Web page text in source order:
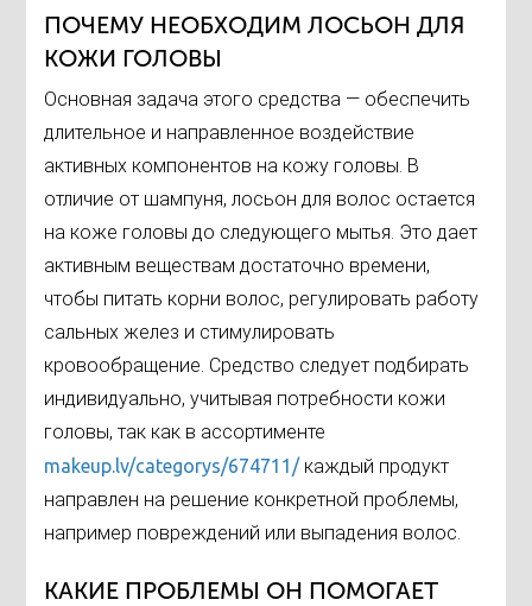
ПОЧЕМУ НЕОБХОДИМ ЛОСЬОН ДЛЯ
КОЖИ ГОЛОВЫ
Основная задача этого средства — обеспечить
длительное и направленное воздействие
активных компонентов на кожу головы. В
отличие от шампуня, лосьон для волос остается
на коже головы до следующего мытья. Это дает
активным веществам достаточно времени,
чтобы питать корни волос, регулировать работу
сальных желез и стимулировать
кровообращение. Средство следует подбирать
индивидуально, учитывая потребности кожи
головы, так как в ассортименте
makeup.lv/categorys/674711/каждый продукт
направлен на решение конкретной проблемы,
например повреждений или выпадения волос.
КАКИЕ ПРОБЛЕМЫ ОН ПОМОГАЕТ